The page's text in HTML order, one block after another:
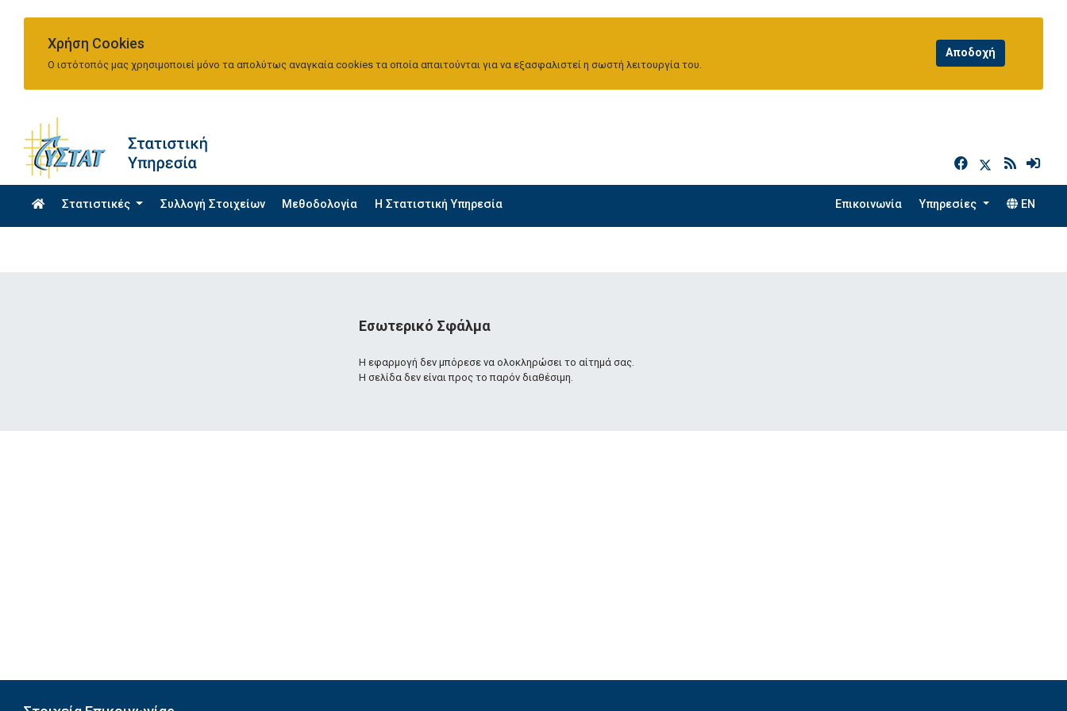
Χρήση Cookies
Ο ιστότοπός μας χρησιμοποιεί μόνο τα απολύτως αναγκαία cookies τα οποία απαιτούνται για να εξασφαλιστεί η σωστή λειτουργία του.
h
Στατιστικές Συλλογή Στοιχείων Μεθοδολογία H Στατιστική Υπηρεσία Επικοινωνία Υπηρεσίες EN
Εσωτερικό Σφάλμα
Η εφαρμογή δεν μπόρεσε να ολοκληρώσει το αίτημά σας.
Η σελίδα δεν είναι προς το παρόν διαθέσιμη.